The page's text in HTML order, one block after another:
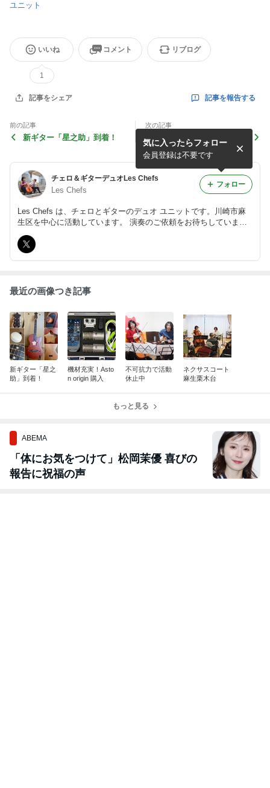
ユニット
いいね
1
コメント リブログ
記事をシェア 記事を報告する
前の記事
新ギター「星之助」到着！
次の記事
Les Chefsミーティング
チェロ＆ギターデュオLes Chefs
Les Chefs
Les Chefs は、チェロとギターのデュオ ユニットです。川崎市麻
生区を中心に活動しています。 演奏のご依頼をお待ちしていま
す。 https://m.facebook.com/duoleschefs/
気に入ったらフォロー
会員登録は不要です
フォロー
最近の画像つき記事
新ギター「星之
助」到着！
機材充実！Asto
n origin 購入
不可抗力で活動
休止中
ネクサスコート
麻生栗木台
もっと見る
ABEMA
「体にお気をつけて」松岡茉優 喜びの
報告に祝福の声